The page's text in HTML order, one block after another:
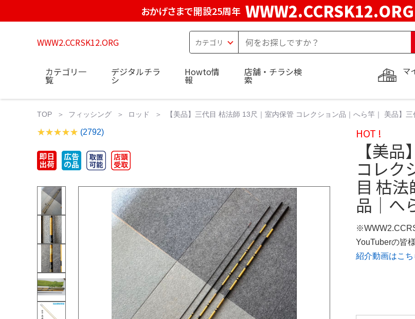
おかげさまで開設25周年
WWW2.CCRSK12.ORG
マ
カテゴリ一
覧
デジタルチラ
シ
Howto情
報
店舗・チラシ検
索
TOP フィッシング ロッド 【美品】三代目 枯法師 13尺｜室内保管 コレクション品｜へら竿｜ 美品】
(2792) HOT !
【美
コレク
目 枯
品｜へ
YouTuberの皆
紹介動画はこち